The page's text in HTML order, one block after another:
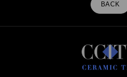
BACK